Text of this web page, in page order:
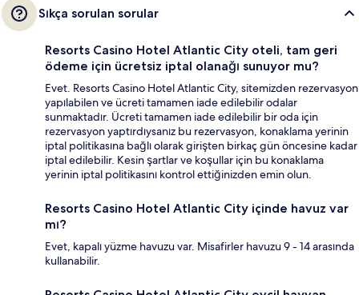
Sıkça sorulan sorular
Resorts Casino Hotel Atlantic City oteli, tam geri
ödeme için ücretsiz iptal olanağı sunuyor mu?
Evet. Resorts Casino Hotel Atlantic City, sitemizden rezervasyon
yapılabilen ve ücreti tamamen iade edilebilir odalar
sunmaktadır. Ücreti tamamen iade edilebilir bir oda için
rezervasyon yaptırdıysanız bu rezervasyon, konaklama yerinin
iptal politikasına bağlı olarak girişten birkaç gün öncesine kadar
iptal edilebilir. Kesin şartlar ve koşullar için bu konaklama
yerinin iptal politikasını kontrol ettiğinizden emin olun.
Resorts Casino Hotel Atlantic City içinde havuz var
mı?
Evet, kapalı yüzme havuzu var. Misafirler havuzu 9 - 14 arasında
kullanabilir.